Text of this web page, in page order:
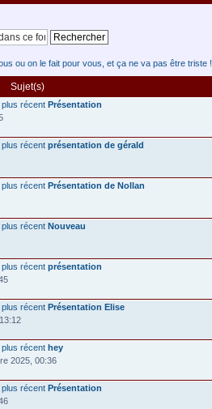
ou on le fait pour vous, et ça ne va pas être triste !
Sujet(s)
Présentation
présentation de gérald
Présentation de Nollan
Nouveau
présentation
Présentation Elise
hey
2025, 00:36
Présentation